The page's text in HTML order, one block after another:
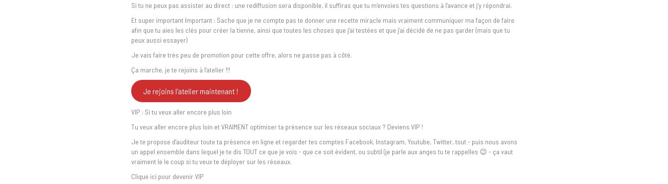
Si tu ne peux pas assister au direct : une rediffusion sera disponible, il suffiras que tu m’envoies tes questions à l’avance et j’y répondrai.
Et super important Important : Sache que je ne compte pas te donner une recette miracle mais vraiment communiquer ma façon de faire
afin que tu aies les clés pour créer la tienne, ainsi que toutes les choses que j’ai testées et que j’ai décidé de ne pas garder (mais que tu
peux aussi essayer)
Je vais faire très peu de promotion pour cette offre, alors ne passe pas à côté.
Ça marche, je te rejoins à l’atelier !!!
Je rejoins l'atelier maintenant !
VIP : Si tu veux aller encore plus loin
Tu veux aller encore plus loin et VRAIMENT optimiser ta présence sur les réseaux sociaux ? Deviens VIP !
Je te propose d’auditeur toute ta présence en ligne et regarder tes comptes Facebook, Instagram, Youtube, Twitter, tout - puis nous avons
un appel ensemble dans lequel je te dis TOUT ce que je vois - que ce soit évident, ou subtil (je parle aux anges tu te rappelles 😉 - ça vaut
vraiment le le coup si tu veux te déployer sur les réseaux.
Clique ici pour devenir VIP